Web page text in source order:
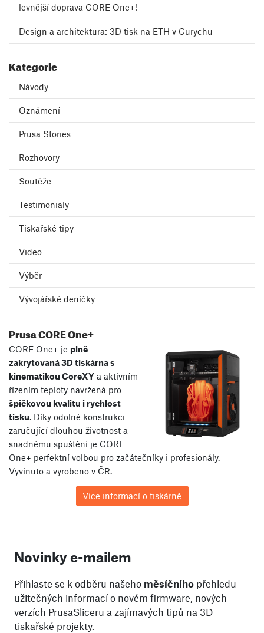
levnější doprava CORE One+!
Design a architektura: 3D tisk na ETH v Curychu
Kategorie
Návody
Oznámení
Prusa Stories
Rozhovory
Soutěže
Testimonialy
Tiskařské tipy
Video
Výběr
Vývojářské deníčky
Prusa CORE One+
CORE One+ je plně
zakrytovaná 3D tiskárna s
kinematikou CoreXY a aktivním
řízením teploty navržená pro
špičkovou kvalitu i rychlost
tisku . Díky odolné konstrukci
zaručující dlouhou životnost a
snadnému spuštění je CORE
One+ perfektní volbou pro začátečníky i profesionály.
Vyvinuto a vyrobeno v ČR.
Více informací o tiskárně
Novinky e-mailem
Přihlaste se k odběru našeho měsíčního přehledu
užitečných informací o novém firmware, nových
verzích PrusaSliceru a zajímavých tipů na 3D
tiskařské projekty.